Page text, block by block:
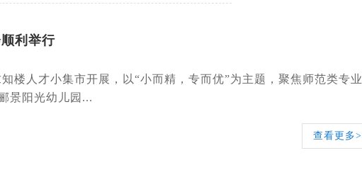
利举行
楼人才小集市开展，以“小而精，专而优”为主题，聚焦师范类专业
景阳光幼儿园...
查看更多>